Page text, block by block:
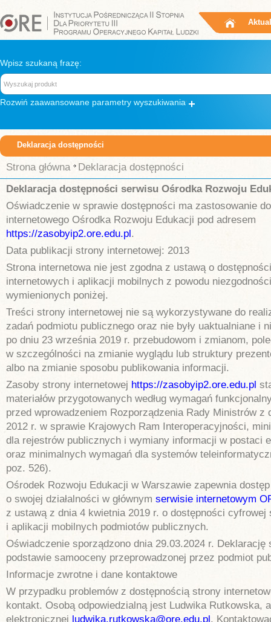
Wpisz szukaną frazę:
Rozwiń zaawansowane parametry wyszukiwania
Deklaracja dostępności
Strona główna
Deklaracja dostępności
Deklaracja dostępności serwisu Ośrodka Rozwoju
Oświadczenie w sprawie dostępności ma zastosowanie
internetowego Ośrodka Rozwoju Edukacji pod adresem
https://zasobyip2.ore.edu.pl.
Data publikacji strony internetowej: 2013
Strona internetowa nie jest zgodna z ustawą o
internetowych i aplikacji mobilnych z powodu
wymienionych poniżej.
Treści strony internetowej nie są wykorzystywane do
zadań podmiotu publicznego oraz nie były uaktualniane i
po dniu 23 września 2019 r. przebudowom i zmianom,
w szczególności na zmianie wyglądu lub struktury
albo na zmianie sposobu publikowania informacji.
Zasoby strony internetowej https://zasobyip2.ore.edu.pl
materiałów przygotowanych według wymagań
przed wprowadzeniem Rozporządzenia Rady Ministrów z
2012 r. w sprawie Krajowych Ram Interoperacyjności,
dla rejestrów publicznych i wymiany informacji w postaci
oraz minimalnych wymagań dla systemów
poz. 526).
Ośrodek Rozwoju Edukacji w Warszawie zapewnia
o swojej działalności w głównym serwisie internetowym
z ustawą z dnia 4 kwietnia 2019 r. o dostępności cyfrowej
i aplikacji mobilnych podmiotów publicznych.
Oświadczenie sporządzono dnia 29.03.2024 r. Deklarację
podstawie samooceny przeprowadzonej przez podmiot
Informacje zwrotne i dane kontaktowe
W przypadku problemów z dostępnością strony
kontakt. Osobą odpowiedzialną jest Ludwika Rutkowska,
elektronicznej ludwika.rutkowska@ore.edu.pl.